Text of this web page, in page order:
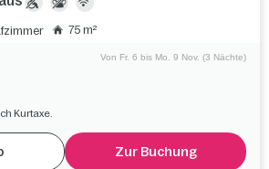
75 m²
Von Fr. 6 bis Mo. 9 Nov. (3 Nächte)
Kurtaxe.
Zur Buchung